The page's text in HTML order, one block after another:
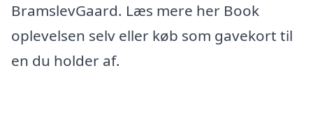
BramslevGaard. Læs mere her Book
oplevelsen selv eller køb som gavekort til
en du holder af.